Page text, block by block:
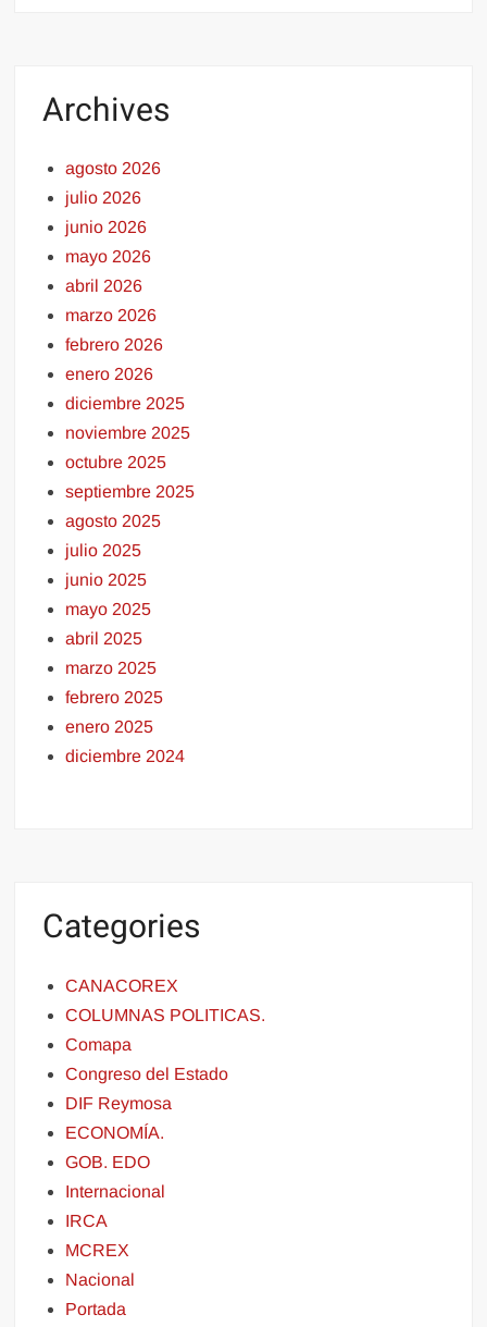
Archives
agosto 2026
julio 2026
junio 2026
mayo 2026
abril 2026
marzo 2026
febrero 2026
enero 2026
diciembre 2025
noviembre 2025
octubre 2025
septiembre 2025
agosto 2025
julio 2025
junio 2025
mayo 2025
abril 2025
marzo 2025
febrero 2025
enero 2025
diciembre 2024
Categories
CANACOREX
COLUMNAS POLITICAS.
Comapa
Congreso del Estado
DIF Reymosa
ECONOMÍA.
GOB. EDO
Internacional
IRCA
MCREX
Nacional
Portada